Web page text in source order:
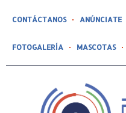
CONTÁCTANOS ANÚNCIATE
FOTOGALERÍA MASCOTAS